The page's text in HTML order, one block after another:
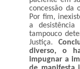
concessão da
Por fim,
a desistência
tampouco
Justiça.
diverso, o
impugnar a